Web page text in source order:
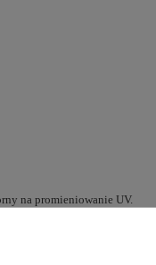
na promieniowanie UV.